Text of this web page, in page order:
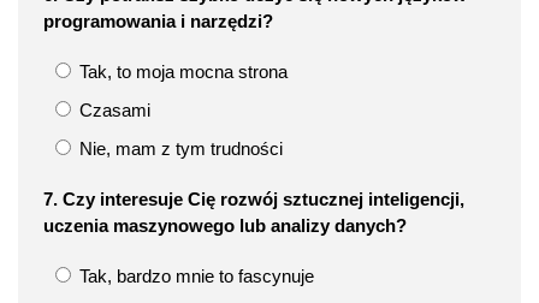
programowania i narzędzi?
Tak, to moja mocna strona
Czasami
Nie, mam z tym trudności
7. Czy interesuje Cię rozwój sztucznej inteligencji,
uczenia maszynowego lub analizy danych?
Tak, bardzo mnie to fascynuje